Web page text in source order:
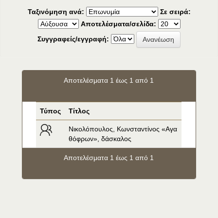
Ταξινόμηση ανά:
Σε σειρά:
Αποτελέσματα/σελίδα:
Συγγραφείς/εγγραφή:
Αποτελέσματα 1 έως 1 από 1
Τύπος Τίτλος
Νικολόπουλος, Κωνσταντίνος «Αγα
θόφρων», δάσκαλος
Αποτελέσματα 1 έως 1 από 1